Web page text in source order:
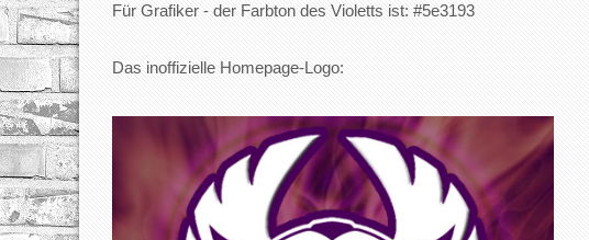
Für Grafiker - der Farbton des Violetts ist: #5e3193
Das inoffizielle Homepage-Logo: